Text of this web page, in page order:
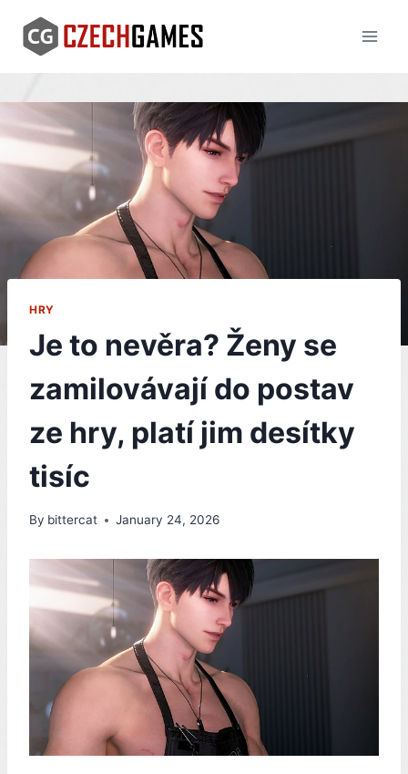
content
HRY
Je to nevěra? Ženy se
zamilovávají do postav
ze hry, platí jim desítky
tisíc
By bittercat January 24, 2026